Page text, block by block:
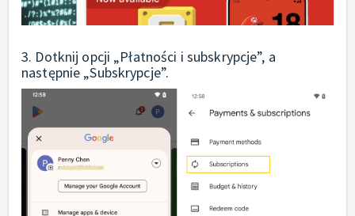
3. Dotknij opcji „Płatności i subskrypcje”, a
następnie „Subskrypcje”.